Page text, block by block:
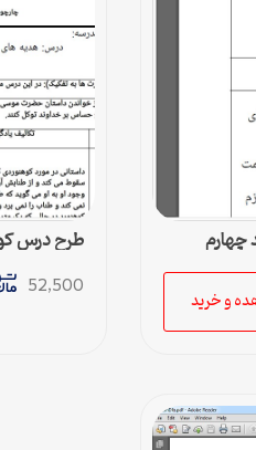
چهارم
و خرید
طرح درس
52,500